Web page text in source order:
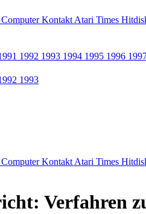
Computer Kontakt Atari Times
1992 1993 1994 1995 1996
1993
Computer Kontakt Atari Times
Verfahren